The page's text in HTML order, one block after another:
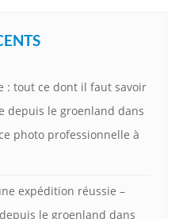
: tout ce dont il faut savoir
depuis le groenland dans
photo professionnelle à
expédition réussie –
le groenland dans